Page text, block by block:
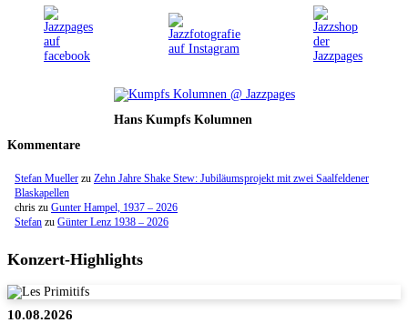
Hans Kumpfs Kolumnen
Kommentare
Stefan Mueller zu Zehn Jahre Shake Stew: Jubiläumsprojekt mit zwei Saalfeldener
Blaskapellen
chris zu Gunter Hampel, 1937 – 2026
Stefan zu Günter Lenz 1938 – 2026
Konzert-Highlights
10.08.2026